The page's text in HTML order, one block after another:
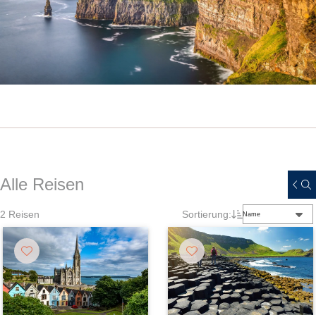
Alle Reisen
2 Reisen Sortierung: Name